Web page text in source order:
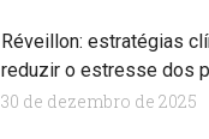
Réveillon: estratégias
reduzir o estresse dos
30 de dezembro de 2025